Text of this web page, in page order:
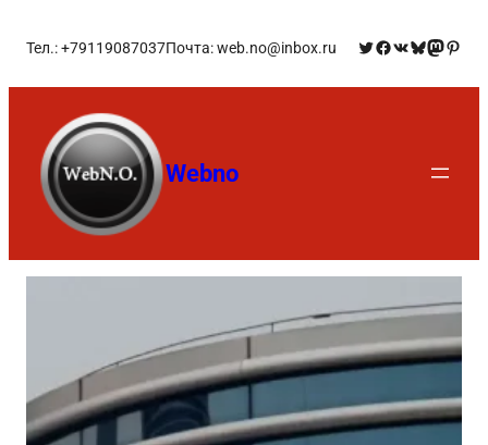
Тел.: +79119087037Почта: web.no@inbox.ru
Webno